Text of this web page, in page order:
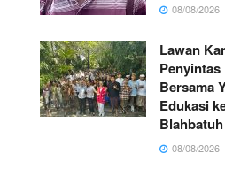
08/08/2026
Lawan
Bersama
Edukasi
Blahbatuh
08/08/2026